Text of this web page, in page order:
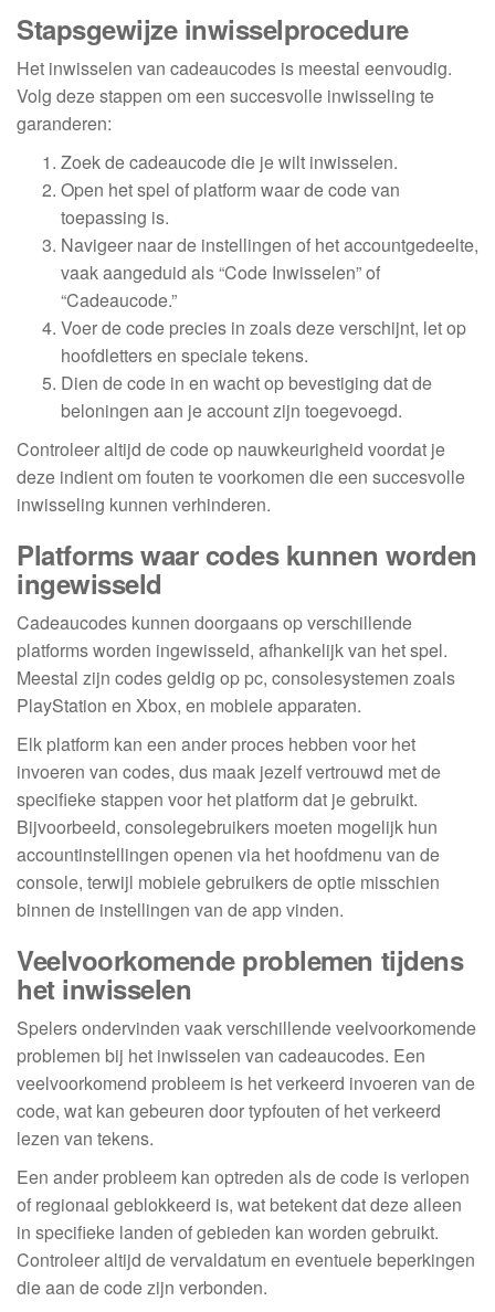
Stapsgewijze inwisselprocedure
Het inwisselen van cadeaucodes is meestal eenvoudig.
Volg deze stappen om een succesvolle inwisseling te
garanderen:
Zoek de cadeaucode die je wilt inwisselen.
Open het spel of platform waar de code van
toepassing is.
Navigeer naar de instellingen of het accountgedeelte,
vaak aangeduid als “Code Inwisselen” of
“Cadeaucode.”
Voer de code precies in zoals deze verschijnt, let op
hoofdletters en speciale tekens.
Dien de code in en wacht op bevestiging dat de
beloningen aan je account zijn toegevoegd.
Controleer altijd de code op nauwkeurigheid voordat je
deze indient om fouten te voorkomen die een succesvolle
inwisseling kunnen verhinderen.
Platforms waar codes kunnen worden
ingewisseld
Cadeaucodes kunnen doorgaans op verschillende
platforms worden ingewisseld, afhankelijk van het spel.
Meestal zijn codes geldig op pc, consolesystemen zoals
PlayStation en Xbox, en mobiele apparaten.
Elk platform kan een ander proces hebben voor het
invoeren van codes, dus maak jezelf vertrouwd met de
specifieke stappen voor het platform dat je gebruikt.
Bijvoorbeeld, consolegebruikers moeten mogelijk hun
accountinstellingen openen via het hoofdmenu van de
console, terwijl mobiele gebruikers de optie misschien
binnen de instellingen van de app vinden.
Veelvoorkomende problemen tijdens
het inwisselen
Spelers ondervinden vaak verschillende veelvoorkomende
problemen bij het inwisselen van cadeaucodes. Een
veelvoorkomend probleem is het verkeerd invoeren van de
code, wat kan gebeuren door typfouten of het verkeerd
lezen van tekens.
Een ander probleem kan optreden als de code is verlopen
of regionaal geblokkeerd is, wat betekent dat deze alleen
in specifieke landen of gebieden kan worden gebruikt.
Controleer altijd de vervaldatum en eventuele beperkingen
die aan de code zijn verbonden.